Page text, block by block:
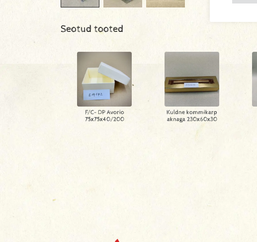
Seotud tooted
F/C- DP Avorio
75x75x40/200
Kuldne kommikarp
aknaga 230x60x30